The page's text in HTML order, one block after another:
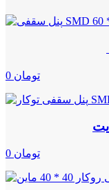
0 تومان
0 تومان